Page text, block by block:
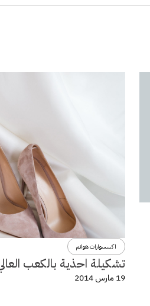
اكسسوارات هوانم
تشكيلة احذية بالكعب
19 مارس 2014